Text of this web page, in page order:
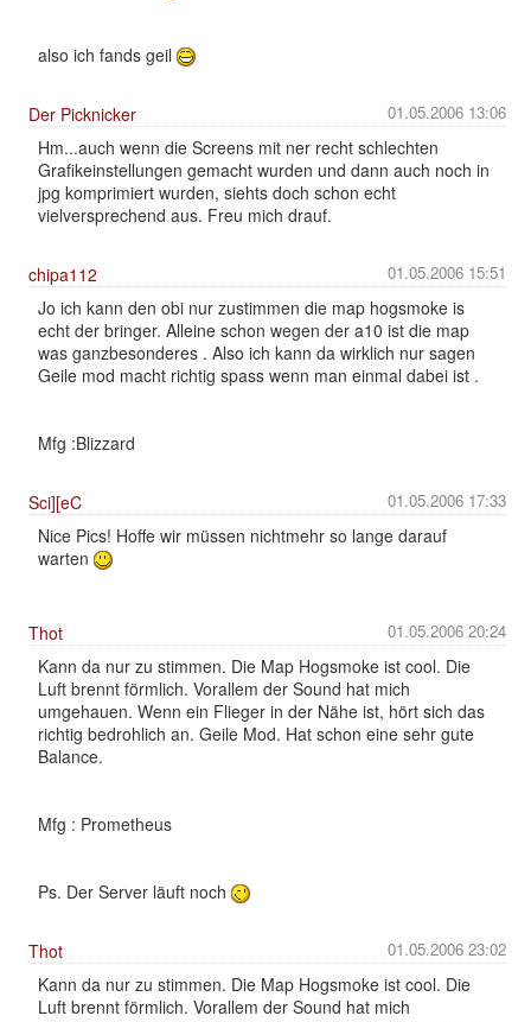
also ich fands geil
01.05.2006 13:06
Der Picknicker
Hm...auch wenn die Screens mit ner recht schlechten
Grafikeinstellungen gemacht wurden und dann auch noch in
jpg komprimiert wurden, siehts doch schon echt
vielversprechend aus. Freu mich drauf.
01.05.2006 15:51
chipa112
Jo ich kann den obi nur zustimmen die map hogsmoke is
echt der bringer. Alleine schon wegen der a10 ist die map
was ganzbesonderes . Also ich kann da wirklich nur sagen
Geile mod macht richtig spass wenn man einmal dabei ist .
Mfg :Blizzard
01.05.2006 17:33
Sci][eC
Nice Pics! Hoffe wir müssen nichtmehr so lange darauf
warten
01.05.2006 20:24
Thot
Kann da nur zu stimmen. Die Map Hogsmoke ist cool. Die
Luft brennt förmlich. Vorallem der Sound hat mich
umgehauen. Wenn ein Flieger in der Nähe ist, hört sich das
richtig bedrohlich an. Geile Mod. Hat schon eine sehr gute
Balance.
Mfg : Prometheus
Ps. Der Server läuft noch
01.05.2006 23:02
Thot
Kann da nur zu stimmen. Die Map Hogsmoke ist cool. Die
Luft brennt förmlich. Vorallem der Sound hat mich